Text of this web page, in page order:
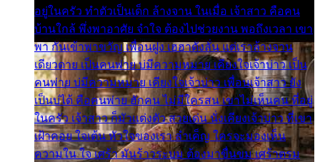
อยู่ในครัว ทำตัวเป็นเด็ก ล้างจาน ในเมื่อ เจ้าสาว คือคน
บ้านใกล้ พึ่งพาอาศัย จำใจ ต้องไปช่วยงาน พอถึงเวลา เขา
พา กันเข้าพาขวัญ เพื่อนฝูง เฮฮาดังลั่น แต่เราล้างจาน
เดียวดาย เป็นคนพ่าย บ่มีความหมาย เคียงใจเจ้าบ่าว เป็น
คนพ่าย บ่มีความหมาย เคียงใจเจ้าบ่าว เพื่อนเจ้าสาว ยัง
เป็นบ่ได้ คือคนพ่าย ฮักคน ไม่มีใครสน เขาไม่เห็นคน ที่อยู่
ในครัว เจ้าสาว ก็มัวแต่งตัว สวยเด่น นั่งเคียงเจ้าบ่าว ที่เขา
เฝ้าคอย ใจเต้น หัวใจของเรา ลำเค็ญ ใครจะมองเห็น
ความใน ใจ เศร้า มันร้าวระบม ต้องมาขื่นขม เศร้าตรม